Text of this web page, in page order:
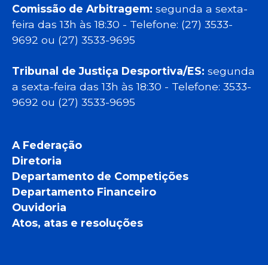
Comissão de Arbitragem: segunda a sexta-
feira das 13h às 18:30 - Telefone: (27) 3533-
9692 ou (27) 3533-9695
Tribunal de Justiça Desportiva/ES: segunda
a sexta-feira das 13h às 18:30 - Telefone: 3533-
9692 ou (27) 3533-9695
A Federação
Diretoria
Departamento de Competições
Departamento Financeiro
Ouvidoria
Atos, atas e resoluções